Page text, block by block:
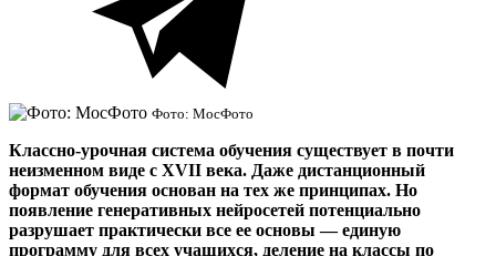
Фото: МосФото
Классно-урочная система обучения существует в почти
неизменном виде с XVII века. Даже дистанционный
формат обучения основан на тех же принципах. Но
появление генеративных нейросетей потенциально
разрушает практически все ее основы — единую
программу для всех учащихся, деление на классы по